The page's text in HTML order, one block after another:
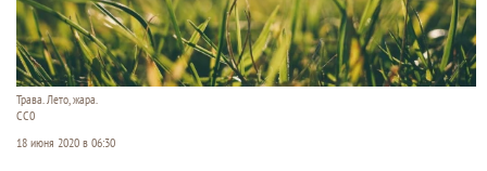
Трава. Лето, жара.
СС0
18 июня 2020 в 06:30